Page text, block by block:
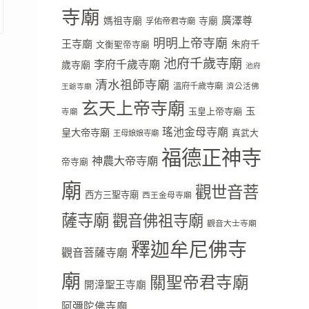
寺廟 媽祖寺廟 孚佑帝君寺廟 寺廟 廣澤尊
王寺廟 文衡聖帝寺廟 明明上帝寺廟 朱府千
歲寺廟 李府千歲寺廟 池府千歲寺廟 池府
王爺寺廟 清水祖師寺廟 溫府千歲寺廟 濟公活佛
寺廟 玄天上帝寺廟 玉皇上帝寺廟 玉
皇大帝寺廟 王母娘娘寺廟 瑤池金母寺廟 真武大
帝寺廟 神農大帝寺廟 福德正神寺
廟 西方三聖寺廟 西王金母寺廟 觀世音菩
薩寺廟觀音佛祖寺廟 觀音大士寺廟
觀音菩薩寺廟 釋迦牟尼佛寺
廟 開漳聖王寺廟 關聖帝君寺廟